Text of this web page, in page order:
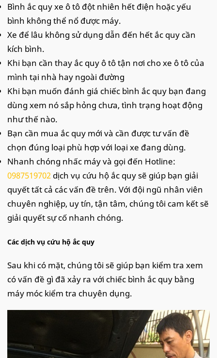
Bình ắc quy xe ô tô đột nhiên hết điện hoặc yếu
bình không thể nổ được máy.
Xe để lâu không sử dụng dẫn đến hết ắc quy cần
kích bình.
Khi bạn cần thay ắc quy ô tô tận nơi cho xe ô tô của
mình tại nhà hay ngoài đường
Khi bạn muốn đánh giá chiếc bình ắc quy bạn đang
dùng xem nó sắp hỏng chưa, tình trạng hoạt động
như thế nào.
Bạn cần mua ắc quy mới và cần được tư vấn đề
chọn đúng loại phù hợp với loại xe đang dùng.
Nhanh chóng nhấc máy và gọi đến Hotline:
0987519702 dịch vụ cứu hộ ắc quy sẽ giúp bạn giải
quyết tất cả các vấn đề trên. Với đội ngũ nhân viên
chuyên nghiệp, uy tín, tận tâm, chúng tôi cam kết sẽ
giải quyết sự cố nhanh chóng.
Các dịch vụ cứu hộ ắc quy
Sau khi có mặt, chúng tôi sẽ giúp bạn kiểm tra xem
có vấn đề gì đã xảy ra với chiếc bình ắc quy bằng
máy móc kiểm tra chuyên dụng.